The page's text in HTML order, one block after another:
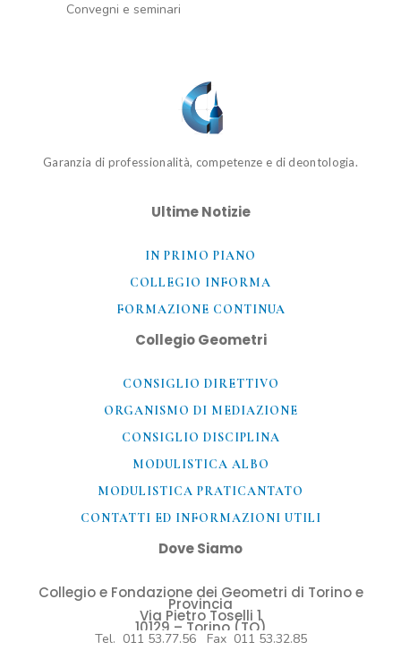
Convegni e seminari
Garanzia di professionalità, competenze e di deontologia.
Ultime Notizie
IN PRIMO PIANO
COLLEGIO INFORMA
FORMAZIONE CONTINUA
Collegio Geometri
CONSIGLIO DIRETTIVO
ORGANISMO DI MEDIAZIONE
CONSIGLIO DISCIPLINA
MODULISTICA ALBO
MODULISTICA PRATICANTATO
CONTATTI ED INFORMAZIONI UTILI​
Dove Siamo
Collegio e Fondazione dei Geometri di Torino e
Provincia
Via Pietro Toselli 1
10129 – Torino (TO)
Tel. 011 53.77.56 Fax 011 53.32.85